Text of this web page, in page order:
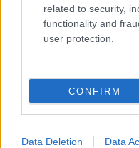
related to security,
functionality and
user protection.
CONFIRM
Data Deletion Data